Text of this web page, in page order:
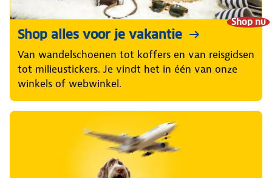
Shop nu
Shop alles voor je vakantie
Van wandelschoenen tot koffers en van reisgidsen
tot milieustickers. Je vindt het in één van onze
winkels of webwinkel.